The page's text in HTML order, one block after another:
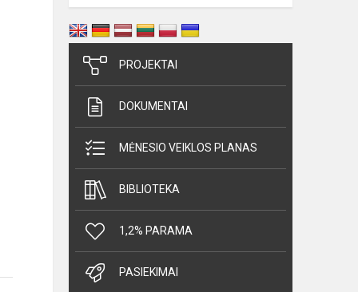
PROJEKTAI
DOKUMENTAI
MĖNESIO VEIKLOS PLANAS
BIBLIOTEKA
1,2% PARAMA
PASIEKIMAI